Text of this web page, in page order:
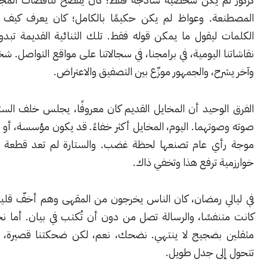
وعواظ لم يكن حكيمًا بالكامل؛ كان يعرف كيف يلتف على
ليقول ما يمكن قوله فقط. تلك الثنائية القديمة تبدو مألوفة في
اليومية، في برامجنا، في سجالاتنا على مواقع التواصل. شخص يصرخ،
والجمهور موزّع بين التصفيق والاعتراض.
أن المخايل القديم كان معروفًا، يجلس خلف الستارة ويملك
اليوم، المخايل أكثر خفاءً. قد يكون مؤسسة، أو مصلحة، أو
عام تصنعها لحظة غضب. والستارة لم تعد قطعة قماش، بل
ترفع هذا وتخفي ذاك.
رمضان، كان الناس يخرجون من المقهى وهم أخفّ قليلًا. الضحكة
والرسالة تصل من دون أن تُكتب في بيان. أما نحن، فنخرج
بضجيج لا ينتهي. نضحك، نعم، لكن ضحكتنا قصيرة، وسرعان ما
جدل طويل.